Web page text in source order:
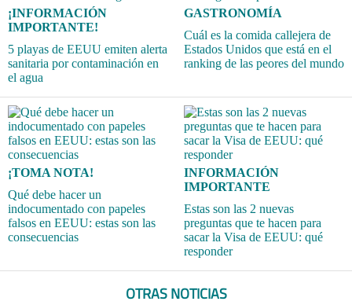
¡INFORMACIÓN
IMPORTANTE!
5 playas de EEUU emiten alerta
sanitaria por contaminación en
el agua
GASTRONOMÍA
Cuál es la comida callejera de
Estados Unidos que está en el
ranking de las peores del mundo
¡TOMA NOTA!
Qué debe hacer un
indocumentado con papeles
falsos en EEUU: estas son las
consecuencias
INFORMACIÓN
IMPORTANTE
Estas son las 2 nuevas
preguntas que te hacen para
sacar la Visa de EEUU: qué
responder
OTRAS NOTICIAS